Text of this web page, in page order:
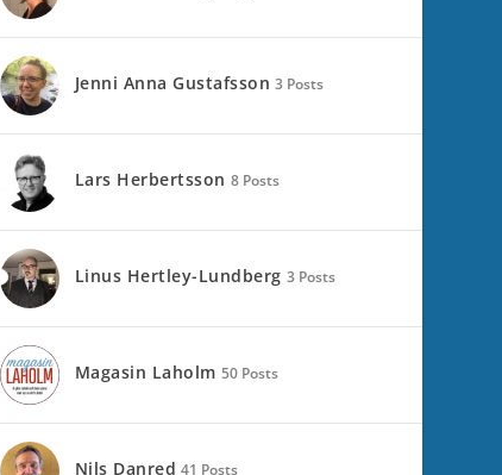
Jenni Anna Gustafsson 3 Posts
Lars Herbertsson 8 Posts
Linus Hertley-Lundberg 3 Posts
Magasin Laholm 50 Posts
Nils Danred 41 Posts